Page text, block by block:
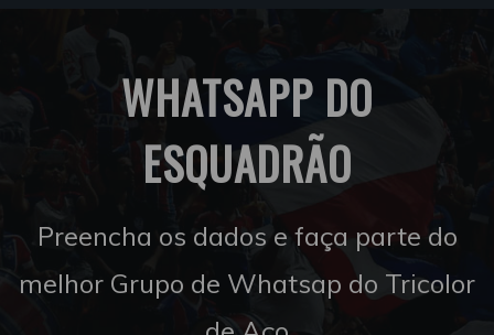
WHATSAPP DO
ESQUADRÃO
Preencha os dados e faça parte do
melhor Grupo de Whatsap do Tricolor